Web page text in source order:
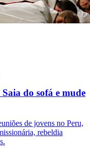
do sofá e mude
de jovens no Peru,
rebeldia